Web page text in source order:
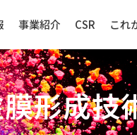
事業紹介
・物資） セ
CSR これ
形成技